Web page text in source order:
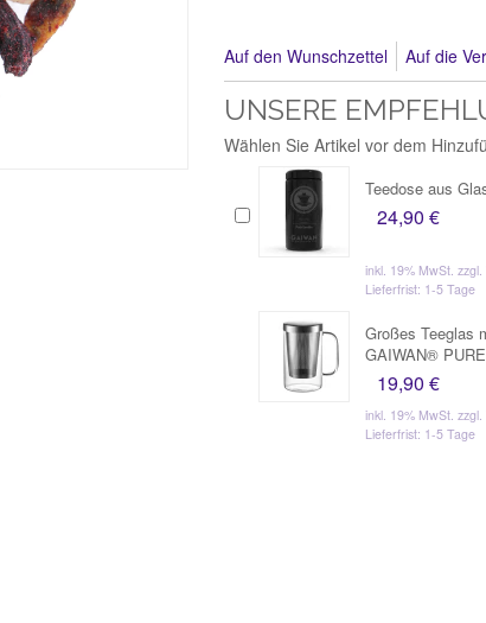
Auf den Wunschzettel Auf die
UNSERE
Wählen Sie Artikel vor dem
Teedose aus
24,90 €
inkl. 19% MwSt. zzgl.
Lieferfrist: 1-5 Tage
Großes Teeglas
GAIWAN®
19,90 €
inkl. 19% MwSt. zzgl.
Lieferfrist: 1-5 Tage